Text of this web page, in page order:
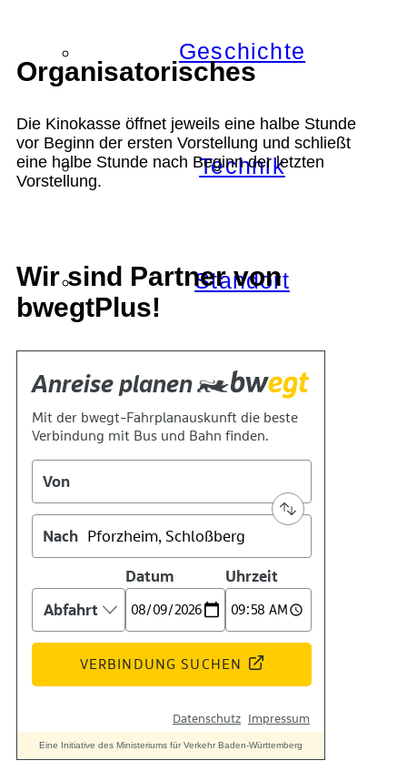
Geschichte
Technik
Standort
Verein
Suche
Menü Menü
Organisatorisches
Die Kinokasse öffnet jeweils eine halbe Stunde
vor Beginn der ersten Vorstellung und schließt
eine halbe Stunde nach Beginn der letzten
Vorstellung.
Wir sind Partner von
bwegtPlus!